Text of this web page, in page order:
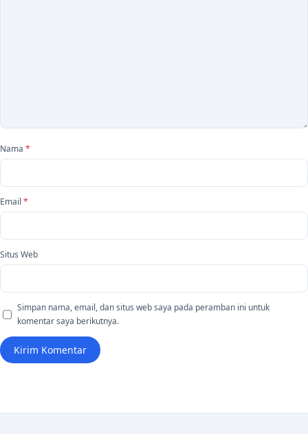
Nama *
Email *
Situs Web
Simpan nama, email, dan situs web saya pada peramban ini untuk
komentar saya berikutnya.